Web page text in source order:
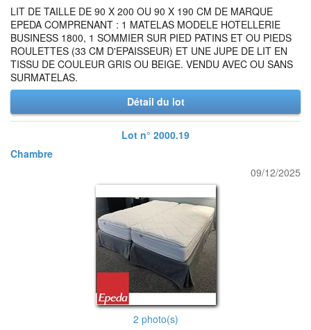
LIT DE TAILLE DE 90 X 200 OU 90 X 190 CM DE MARQUE
EPEDA COMPRENANT : 1 MATELAS MODELE HOTELLERIE
BUSINESS 1800, 1 SOMMIER SUR PIED PATINS ET OU PIEDS
ROULETTES (33 CM D'EPAISSEUR) ET UNE JUPE DE LIT EN
TISSU DE COULEUR GRIS OU BEIGE. VENDU AVEC OU SANS
SURMATELAS.
Détail du lot
Lot n° 2000.19
Chambre
09/12/2025
2 photo(s)